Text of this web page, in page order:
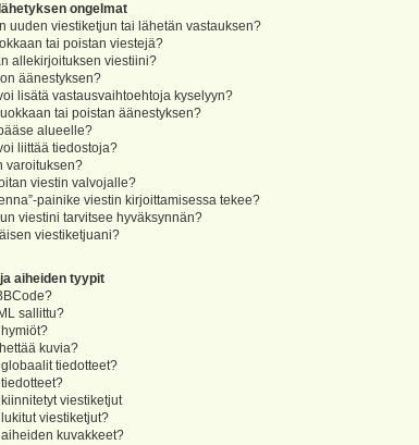
ongelmat
uuden viestiketjun tai lähetän vastauksen?
tai poistan viestejä?
allekirjoituksen viestiini?
äänestyksen?
lisätä vastausvaihtoehtoja kyselyyn?
tai poistan äänestyksen?
alueelle?
liittää tiedostoja?
varoituksen?
viestin valvojalle?
painike viestin kirjoittamisessa tekee?
viestini tarvitsee hyväksynnän?
viestiketjuani?
aiheiden tyypit
sallittu?
kuvia?
globaalit tiedotteet?
viestiketjut
viestiketjut?
aiheiden kuvakkeet?